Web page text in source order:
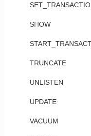
SHOW
TRUNCATE
UNLISTEN
UPDATE
VACUUM